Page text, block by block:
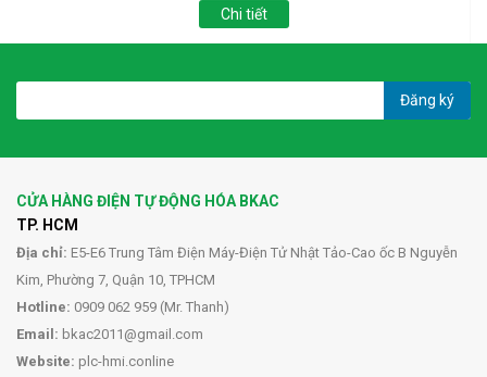
Chi tiết
Đăng ký
CỬA HÀNG ĐIỆN TỰ ĐỘNG HÓA BKAC
TP. HCM
Địa chỉ: E5-E6 Trung Tâm Điện Máy-Điện Tử Nhật Tảo-Cao ốc B Nguyễn
Kim, Phường 7, Quận 10, TPHCM
Hotline: 0909 062 959 (Mr. Thanh)
Email: bkac2011@gmail.com
Website: plc-hmi.conline